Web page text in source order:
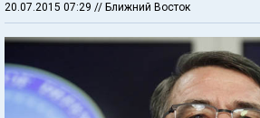
20.07.2015 07:29 // Ближний Восток